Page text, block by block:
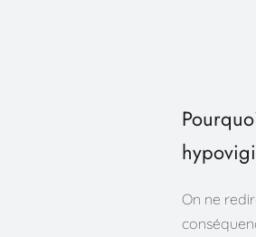
On ne